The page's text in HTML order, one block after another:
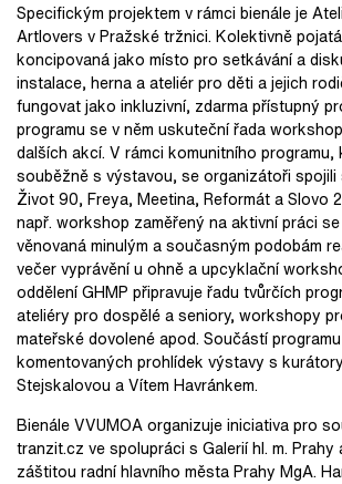
Specifickým projektem v rámci bienále je
Artlovers v Pražské tržnici. Kolektivně
koncipovaná jako místo pro setkávání a
instalace, herna a ateliér pro děti a jejich
fungovat jako inkluzivní, zdarma přístupný
programu se v něm uskuteční řada
dalších akcí. V rámci komunitního
souběžně s výstavou, se organizátoři spojili
Život 90, Freya, Meetina, Reformát a Slovo
např. workshop zaměřený na aktivní práci
věnovaná minulým a současným podobám
večer vyprávění u ohně a upcyklační
oddělení GHMP připravuje řadu tvůrčích
ateliéry pro dospělé a seniory, workshopy
mateřské dovolené apod. Součástí
komentovaných prohlídek výstavy s
Stejskalovou a Vítem Havránkem.
Bienále VVUMOA organizuje iniciativa pro
tranzit.cz ve spolupráci s Galerií hl. m. Prahy
záštitou radní hlavního města Prahy MgA.